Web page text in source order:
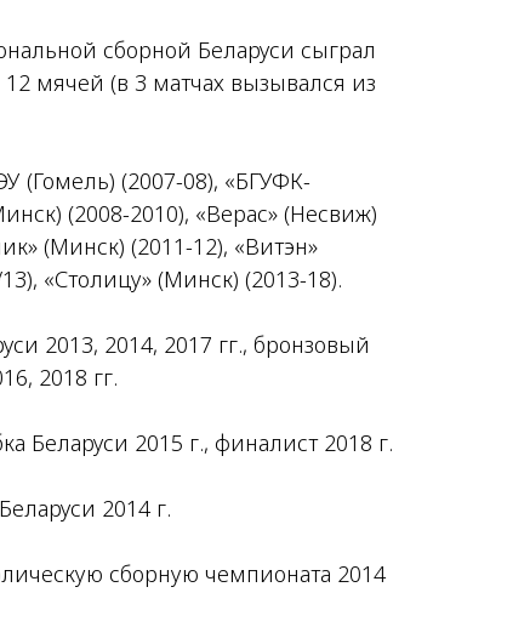
сборной Беларуси сыграл
12 мячей (в 3 матчах вызывался из
(Гомель) (2007-08), «БГУФК-
(2008-2010), «Верас» (Несвиж)
(Минск) (2011-12), «Витэн»
«Столицу» (Минск) (2013-18).
2013, 2014, 2017 гг., бронзовый
2018 гг.
Беларуси 2015 г., финалист 2018 г.
2014 г.
сборную чемпионата 2014